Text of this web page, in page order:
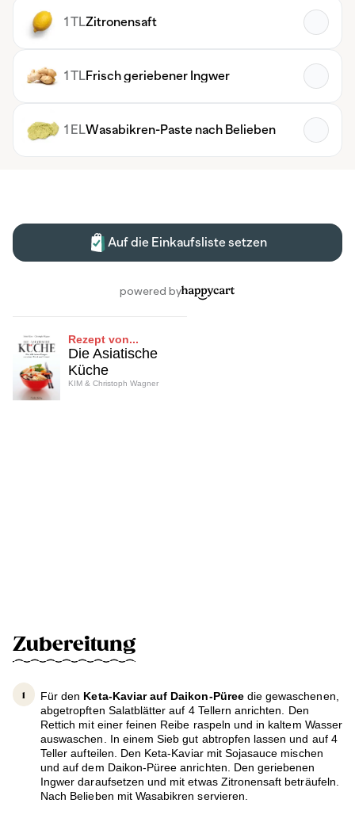
Rezept von...
Die Asiatische
Küche
KIM & Christoph Wagner
Zubereitung
Für den Keta-Kaviar auf Daikon-Püreedie gewaschenen,
abgetropften Salatblätter auf 4 Tellern anrichten. Den
Rettich mit einer feinen Reibe raspeln und in kaltem Wasser
auswaschen. In einem Sieb gut abtropfen lassen und auf 4
Teller aufteilen. Den Keta-Kaviar mit Sojasauce mischen
und auf dem Daikon-Püree anrichten. Den geriebenen
Ingwer daraufsetzen und mit etwas Zitronensaft beträufeln.
Nach Belieben mit Wasabikren servieren.